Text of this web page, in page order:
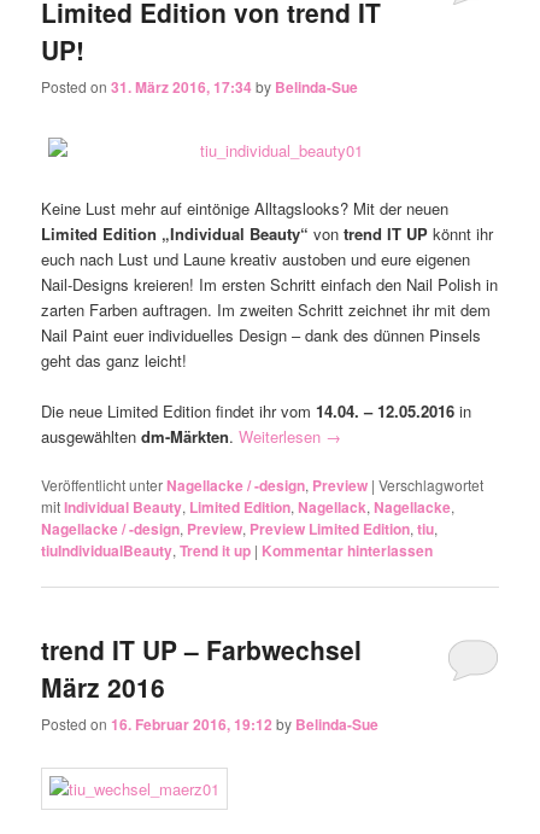
Limited Edition von trend IT
Posted on31. März 2016, 17:34by Belinda-Sue
Keine Lust mehr auf eintönige Alltagslooks? Mit der neuen
Limited Edition „Individual Beauty“ vontrend IT UP könnt ihr
euch nach Lust und Laune kreativ austoben und eure eigenen
Nail-Designs kreieren! Im ersten Schritt einfach den Nail Polish in
zarten Farben auftragen. Im zweiten Schritt zeichnet ihr mit dem
Nail Paint euer individuelles Design – dank des dünnen Pinsels
geht das ganz leicht!
Die neue Limited Edition findet ihr vom14.04. – 12.05.2016 in
ausgewähltendm-Märkten.Weiterlesen →
Veröffentlicht unterNagellacke / -design, Preview |Verschlagwortet
mitIndividual Beauty, Limited Edition,Nagellack,Nagellacke,
Nagellacke / -design, Preview, Preview Limited Edition,tiu,
tiuIndividualBeauty,Trend it up | Kommentar hinterlassen
trend IT UP – Farbwechsel
Posted on16. Februar 2016, 19:12 by Belinda-Sue